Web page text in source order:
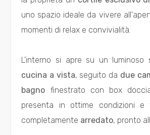
uno spazio ideale da vivere
momenti di relax e convivialità.
L'interno si apre su un luminoso
cucina a vista, seguito da due
bagno finestrato con box
presenta in ottime condizioni e
completamente arredato, pronto
Totale